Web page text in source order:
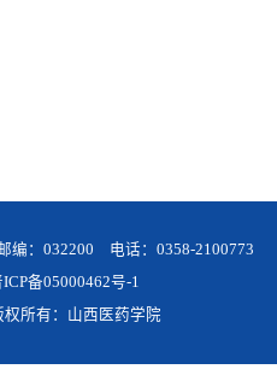
编：032200 电话：0358-2100773
ICP备05000462号-1
所有：山西医药学院